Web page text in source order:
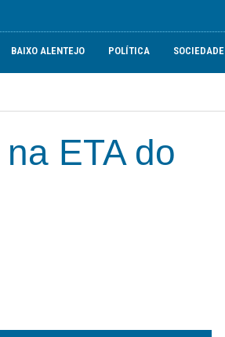
BAIXO ALENTEJO POLÍTICA SOCIEDADE
ETA do